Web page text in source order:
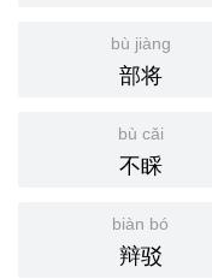
bù jiàng
部将
bù cǎi
不睬
biàn bó
辩驳